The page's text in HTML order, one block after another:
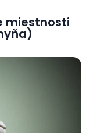
miestnosti